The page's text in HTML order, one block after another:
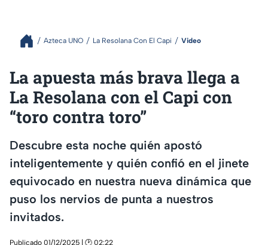
Azteca UNO La Resolana Con El Capi Video
La apuesta más brava llega a
La Resolana con el Capi con
“toro contra toro”
Descubre esta noche quién apostó
inteligentemente y quién confió en el jinete
equivocado en nuestra nueva dinámica que
puso los nervios de punta a nuestros
invitados.
Publicado 01/12/2025 | 🕑 02:22